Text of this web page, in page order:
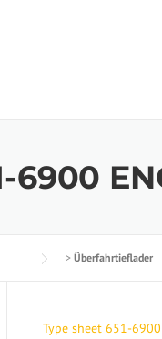
6900
> Überfahrtieflader
Type sheet 651-